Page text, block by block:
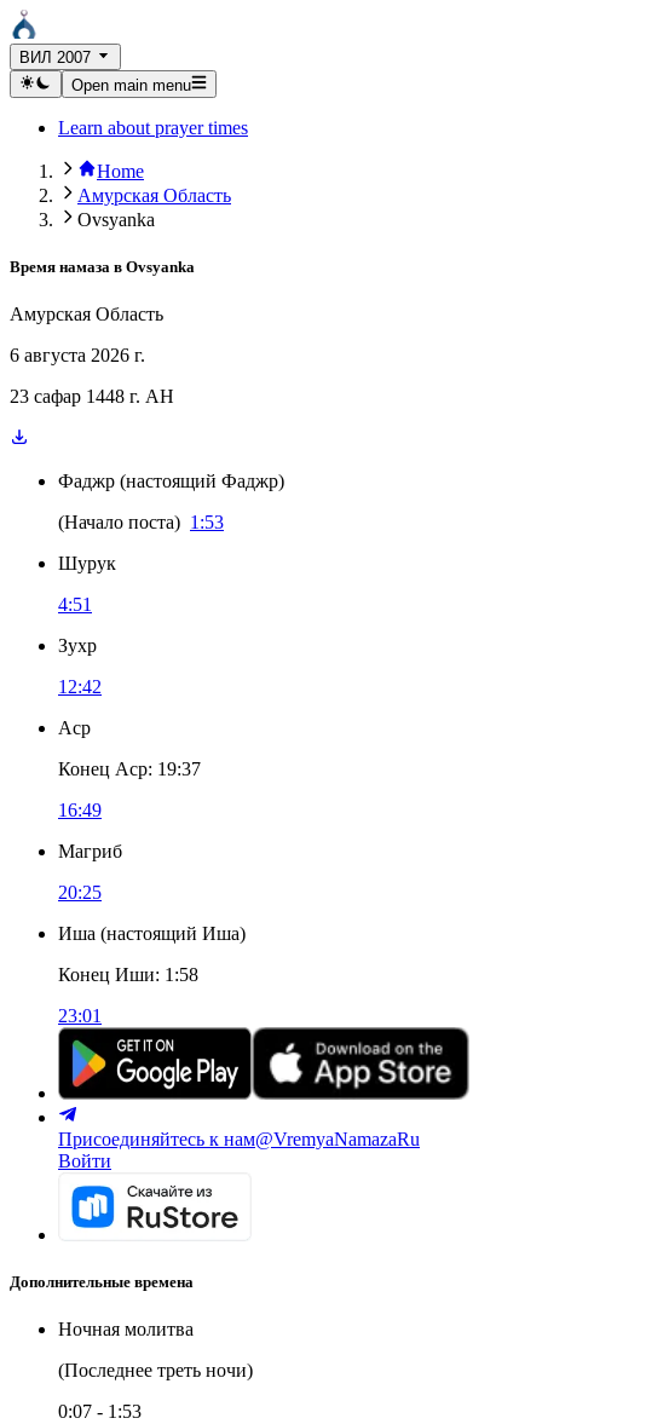
ВИЛ 2007
Open main menu
Learn about prayer times
Home
Амурская Область
Ovsyanka
Время намаза в Ovsyanka
Амурская Область
6 августа 2026 г.
23 сафар 1448 г. AH
Фаджр (настоящий Фаджр)
(Начало поста) 1:53
Шурук
4:51
Зухр
12:42
Аср
Конец Аср: 19:37
16:49
Магриб
20:25
Иша (настоящий Иша)
Конец Иши: 1:58
23:01
Присоединяйтесь к нам@VremyaNamazaRu
Войти
Дополнительные времена
Ночная молитва
(Последнее треть ночи)
0:07 - 1:53